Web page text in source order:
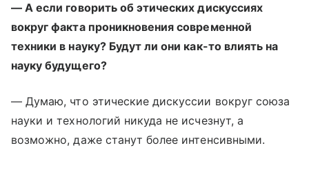
— А если говорить об этических дискуссиях
вокруг факта проникновения современной
техники в науку? Будут ли они как-то влиять на
науку будущего?
— Думаю, что этические дискуссии вокруг союза
науки и технологий никуда не исчезнут, а
возможно, даже станут более интенсивными.